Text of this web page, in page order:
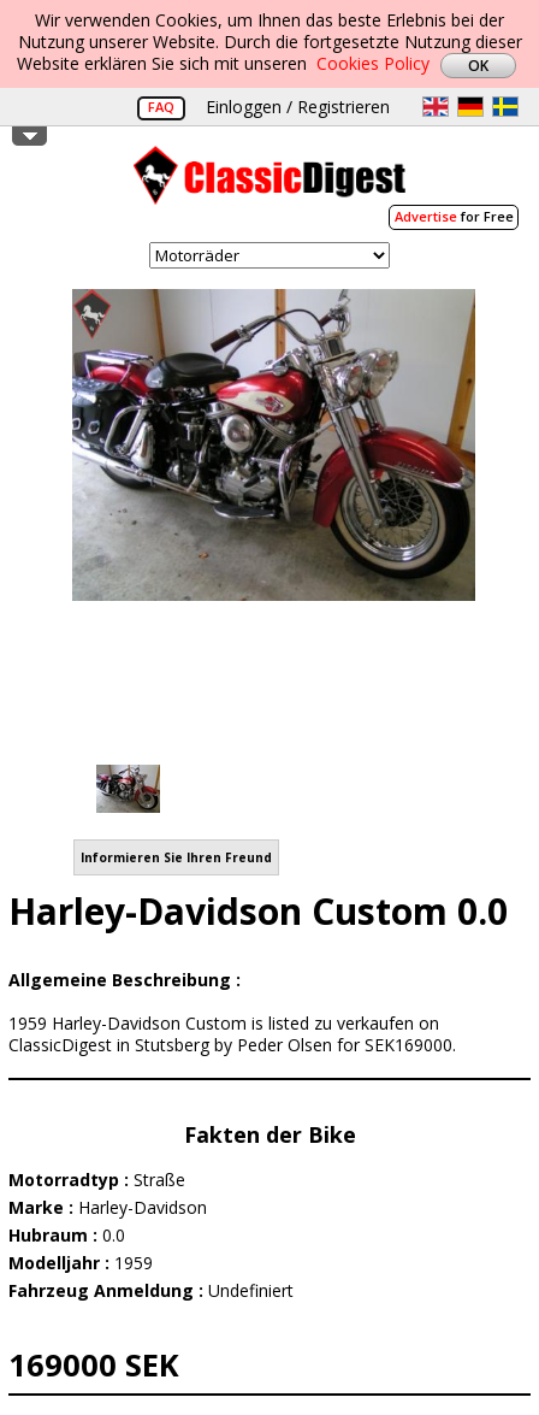
Wir verwenden Cookies, um Ihnen das beste Erlebnis bei der
Nutzung unserer Website. Durch die fortgesetzte Nutzung dieser
Website erklären Sie sich mit unseren Cookies Policy
FAQ Einloggen / Registrieren
Advertisefor Free
Informieren Sie Ihren Freund
Harley-Davidson Custom 0.0
Allgemeine Beschreibung :
1959 Harley-Davidson Custom is listed zu verkaufen on
ClassicDigest in Stutsberg by Peder Olsen for SEK169000.
Fakten der Bike
Motorradtyp : Straße
Marke : Harley-Davidson
Hubraum : 0.0
Modelljahr : 1959
Fahrzeug Anmeldung : Undefiniert
169000 SEK